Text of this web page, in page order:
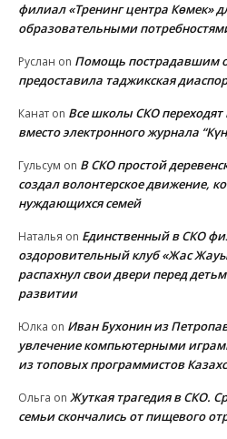
филиал «Тренинг центра Көмек»
образовательными
Руслан on Помощь пострадавшим
предоставила таджикская
Канат on Все школы СКО переходят
вместо электронного журнала
Гульсум on В СКО простой
создал волонтерское движение,
нуждающихся семей
Наталья on Единственный в СКО
оздоровительный клуб «Жас
распахнул свои двери перед
развитии
Юлка on Иван Бухонин из
увлечение компьютерными
из топовых программистов
Ольга on Жуткая трагедия в СКО.
семьи скончались от пищевого